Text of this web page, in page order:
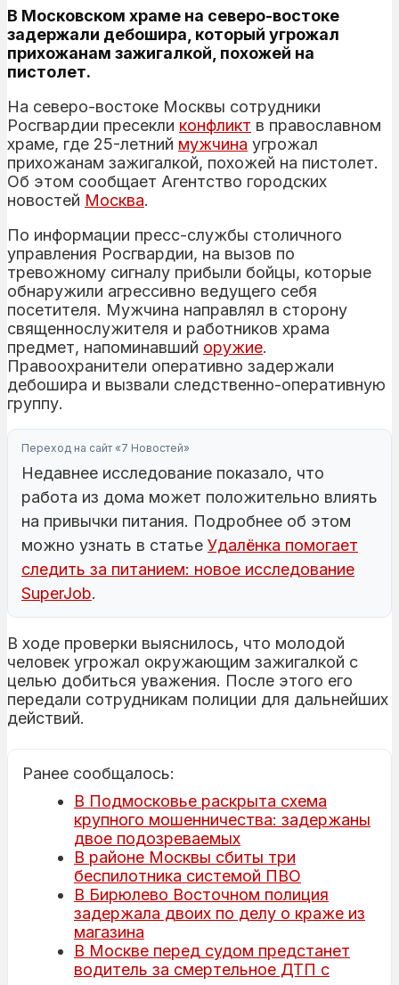
В Московском храме на северо-востоке
задержали дебошира, который угрожал
прихожанам зажигалкой, похожей на
пистолет.
На северо-востоке Москвы сотрудники
Росгвардии пресекли конфликт в православном
храме, где 25-летний мужчина угрожал
прихожанам зажигалкой, похожей на пистолет.
Об этом сообщает Агентство городских
новостей Москва.
По информации пресс-службы столичного
управления Росгвардии, на вызов по
тревожному сигналу прибыли бойцы, которые
обнаружили агрессивно ведущего себя
посетителя. Мужчина направлял в сторону
священнослужителя и работников храма
предмет, напоминавший оружие.
Правоохранители оперативно задержали
дебошира и вызвали следственно-оперативную
группу.
Переход на сайт «7 Новостей»
Недавнее исследование показало, что
работа из дома может положительно влиять
на привычки питания. Подробнее об этом
можно узнать в статье Удалёнка помогает
следить за питанием: новое исследование
SuperJob.
В ходе проверки выяснилось, что молодой
человек угрожал окружающим зажигалкой с
целью добиться уважения. После этого его
передали сотрудникам полиции для дальнейших
действий.
Ранее сообщалось:
В Подмосковье раскрыта схема
крупного мошенничества: задержаны
двое подозреваемых
В районе Москвы сбиты три
беспилотника системой ПВО
В Бирюлево Восточном полиция
задержала двоих по делу о краже из
магазина
В Москве перед судом предстанет
водитель за смертельное ДТП с